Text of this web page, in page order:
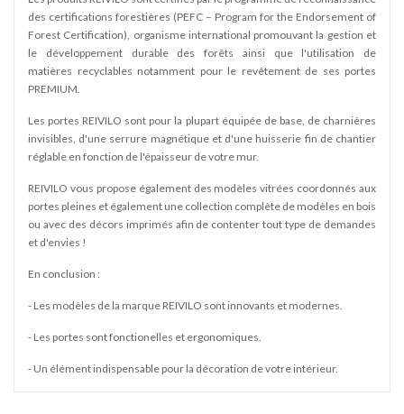
des certifications forestières (PEFC – Program for the Endorsement of
Forest Certification), organisme international promouvant la gestion et
le développement durable des forêts ainsi que l'utilisation de
matières recyclables notamment pour le revêtement de ses portes
PREMIUM.
Les portes REIVILO sont pour la plupart équipée de base, de charnières
invisibles, d'une serrure magnétique et d'une huisserie fin de chantier
réglable en fonction de l'épaisseur de votre mur.
REIVILO vous propose également des modèles vitrées coordonnés aux
portes pleines et également une collection complète de modèles en bois
ou avec des décors imprimés afin de contenter tout type de demandes
et d'envies !
En conclusion :
- Les modèles de la marque REIVILO sont innovants et modernes.
- Les portes sont fonctionelles et ergonomiques.
- Un élément indispensable pour la décoration de votre intérieur.